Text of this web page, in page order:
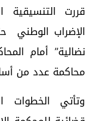
قررت التنسيقية
محاكمة عدد من
وتأتي الخطوات